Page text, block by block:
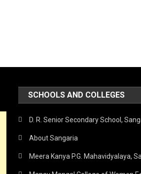
SCHOOLS AND COLLEGES
D. R. Senior Secondary School,
About Sangaria
Meera Kanya P.G. Mahavidyalaya,